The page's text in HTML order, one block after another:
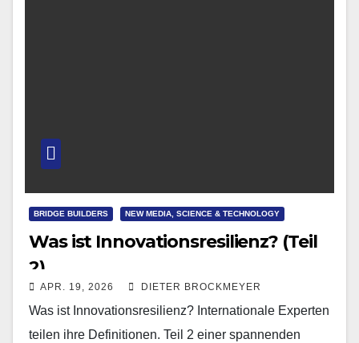
BRIDGE BUILDERS NEW MEDIA, SCIENCE & TECHNOLOGY
Was ist Innovationsresilienz? (Teil
2)
APR. 19, 2026 DIETER BROCKMEYER
Was ist Innovationsresilienz? Internationale Experten
teilen ihre Definitionen. Teil 2 einer spannenden